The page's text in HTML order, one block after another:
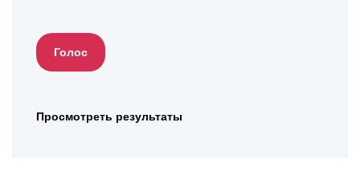
Просмотреть результаты